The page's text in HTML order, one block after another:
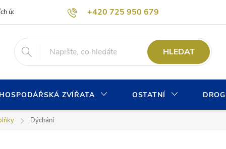
+420 725 950 679
info@chovprogres.cz
údajů Formulář pro odstoupení od kupní smlouvy
HLEDAT
ZVÍŘATA OSTATNÍ
Dýchání